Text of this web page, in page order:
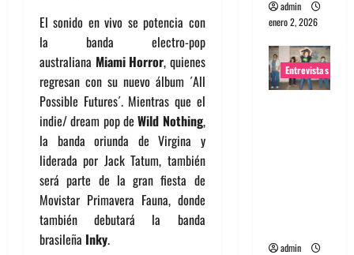
El sonido en vivo se potencia con
la banda electro-pop
australiana Miami Horror, quienes
regresan con su nuevo álbum ´All
Possible Futures´. Mientras que el
indie/ dream pop deWild Nothing,
la banda oriunda de Virgina y
liderada por Jack Tatum, también
será parte de la gran fiesta de
Movistar Primavera Fauna, donde
también debutará la banda
brasileña Inky.
admin
enero 2, 2026
Entrevistas
admin